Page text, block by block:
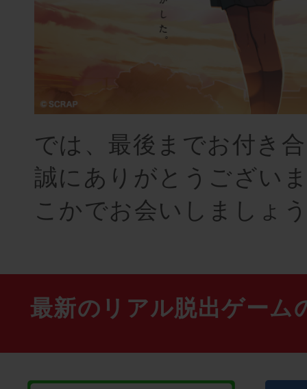
では、最後までお付き
誠にありがとうござい
こかでお会いしましょ
最新のリアル脱出ゲーム